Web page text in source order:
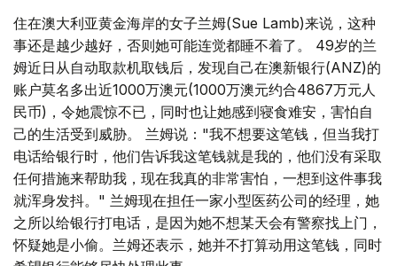
住在澳大利亚黄金海岸的女子兰姆(Sue Lamb)来说，这种
事还是越少越好，否则她可能连觉都睡不着了。 49岁的兰
姆近日从自动取款机取钱后，发现自己在澳新银行(ANZ)的
账户莫名多出近1000万澳元(1000万澳元约合4867万元人
民币)，令她震惊不已，同时也让她感到寝食难安，害怕自
己的生活受到威胁。 兰姆说："我不想要这笔钱，但当我打
电话给银行时，他们告诉我这笔钱就是我的，他们没有采取
任何措施来帮助我，现在我真的非常害怕，一想到这件事我
就浑身发抖。" 兰姆现在担任一家小型医药公司的经理，她
之所以给银行打电话，是因为她不想某天会有警察找上门，
怀疑她是小偷。兰姆还表示，她并不打算动用这笔钱，同时